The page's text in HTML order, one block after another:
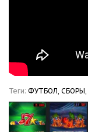
Теги: ФУТБОЛ, СБОРЫ,